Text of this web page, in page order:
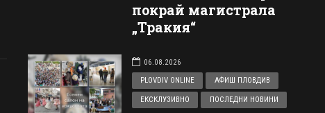
покрай магистрала
„Тракия“
06.08.2026
PLOVDIV ONLINE
АФИШ ПЛОВДИВ
ЕКСКЛУЗИВНО ПОСЛЕДНИ НОВИНИ